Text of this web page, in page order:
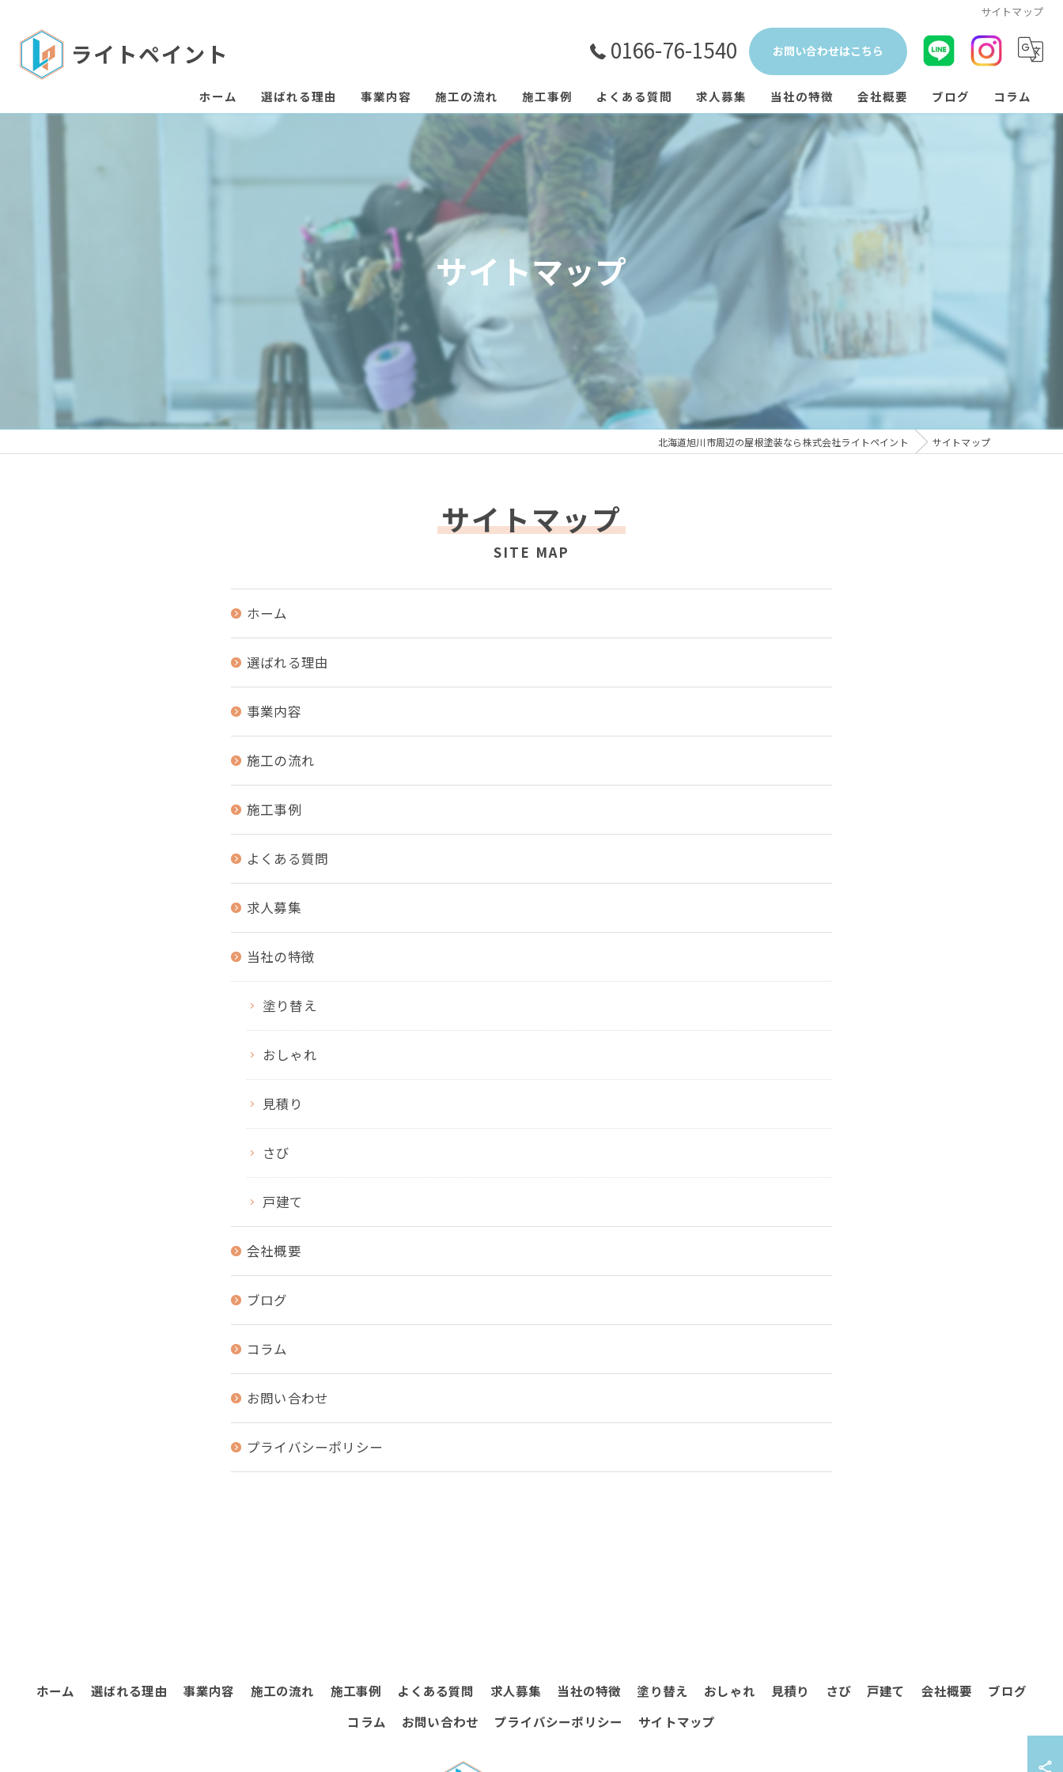
サイトマップ
0166-76-1540 お問い合わせはこちら
ホーム 選ばれる理由 事業内容 施工の流れ 施工事例 よくある質問 求人募集 当社の特徴
塗り替え
おしゃれ
見積り
会社概要 ブログ コラム
サイトマップ
北海道旭川市周辺の屋根塗装なら株式会社ライトペイント サイトマップ
SITE MAP
サイトマップ
ホーム
選ばれる理由
事業内容
施工の流れ
施工事例
よくある質問
求人募集
当社の特徴
塗り替え
おしゃれ
見積り
さび
戸建て
会社概要
ブログ
コラム
お問い合わせ
プライバシーポリシー
ホーム 選ばれる理由 事業内容 施工の流れ 施工事例 よくある質問 求人募集 当社の特徴 塗り替え おしゃれ 見積り さび 戸建て 会社概要
ブログ
コラム
お問い合わせ プライバシーポリシー サイトマップ